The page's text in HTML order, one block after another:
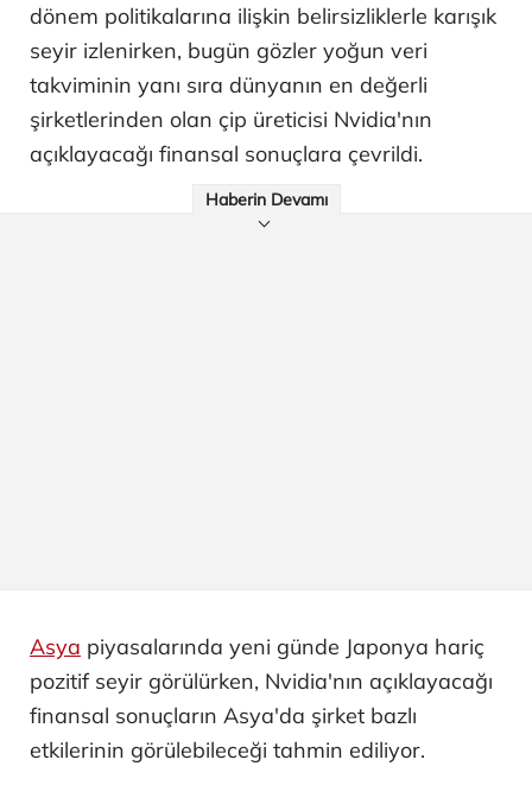
dönem politikalarına ilişkin belirsizliklerle karışık
seyir izlenirken, bugün gözler yoğun veri
takviminin yanı sıra dünyanın en değerli
şirketlerinden olan çip üreticisi Nvidia'nın
açıklayacağı finansal sonuçlara çevrildi.
Haberin Devamı
Asya piyasalarında yeni günde Japonya hariç
pozitif seyir görülürken, Nvidia'nın açıklayacağı
finansal sonuçların Asya'da şirket bazlı
etkilerinin görülebileceği tahmin ediliyor.